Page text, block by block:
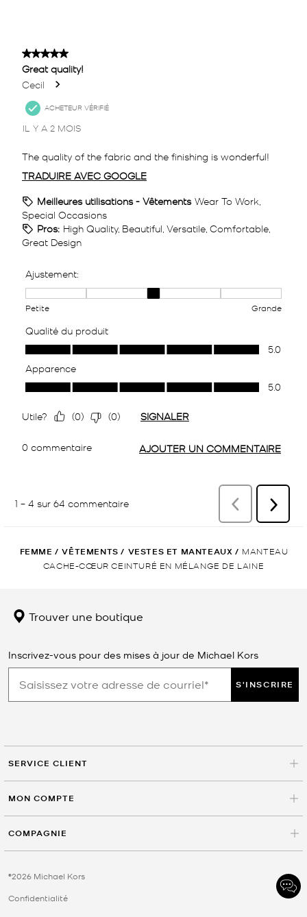
FEMME / VÊTEMENTS / VESTES ET MANTEAUX / MANTEAU
CACHE-CŒUR CEINTURÉ EN MÉLANGE DE LAINE
Trouver une boutique
Inscrivez-vous pour des mises à jour de Michael Kors
S'INSCRIRE
SERVICE CLIENT
MON COMPTE
COMPAGNIE
©2026 Michael Kors
Confidentialité